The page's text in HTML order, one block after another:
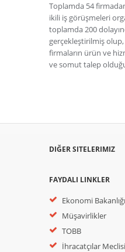
Toplamda 54
ikili iş görüşmeleri
toplamda 200
gerçekleştirilmiş
firmaların ürün ve
ve somut talep
DIĞER SITELERIMIZ
FAYDALI LINKLER
Ekonomi Bakanlığı
Müşavirlikler
TOBB
İhracatçılar Meclisi